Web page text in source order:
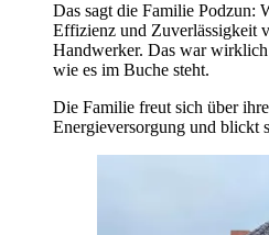
Das sagt die Familie Podzun:
Effizienz und Zuverlässigkeit
Handwerker. Das war
wie es im Buche steht.
Die Familie freut sich über
Energieversorgung und blickt